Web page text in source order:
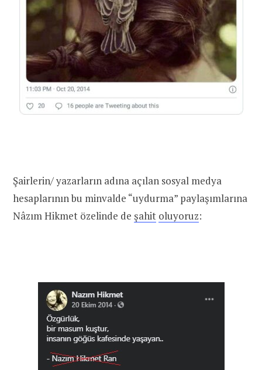
Şairlerin/ yazarların adına açılan sosyal medya
hesaplarının bu minvalde “uydurma” paylaşımlarına
Nâzım Hikmet özelinde de şahit oluyoruz: